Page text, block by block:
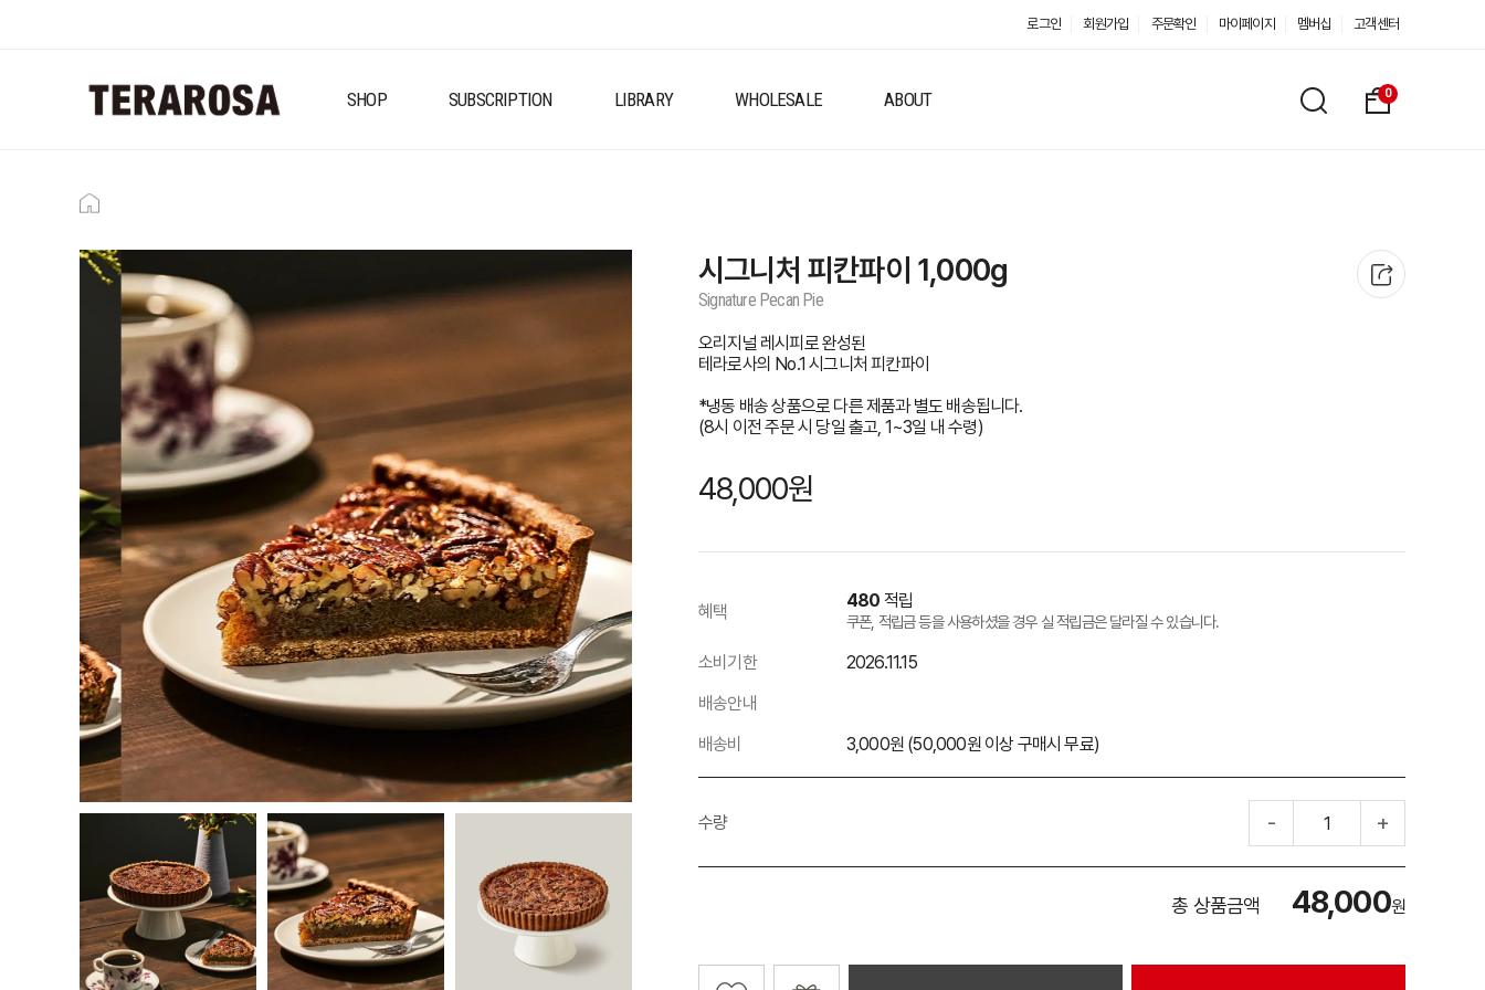
로그인 회원가입 주문확인 마이페이지 멤버십 고객센터
SHOP SUBSCRIPTION LIBRARY WHOLESALE ABOUT 0
시그니처 피칸파이 1,000g
Signature Pecan Pie
오리지널 레시피로 완성된
테라로사의 No.1 시그니처 피칸파이
*냉동 배송 상품으로 다른 제품과 별도 배송됩니다.
(8시 이전 주문 시 당일 출고, 1~3일 내 수령)
48,000원
혜택 480 적립
쿠폰, 적립금 등을 사용하셨을 경우 실 적립금은 달라질 수 있습니다.
소비기한
2026.11.15
배송안내
배송비
3,000원 (50,000원 이상 구매시 무료)
수량 - +
총 상품금액 48,000원